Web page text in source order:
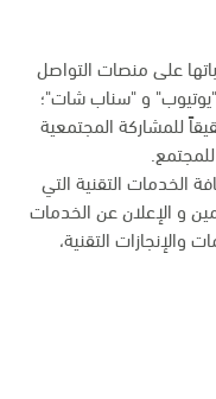
على منصات التواصل
و "سناب شات"؛
للمشاركة المجتمعية
الخدمات التقنية التي
و الإعلان عن الخدمات
التقنية،